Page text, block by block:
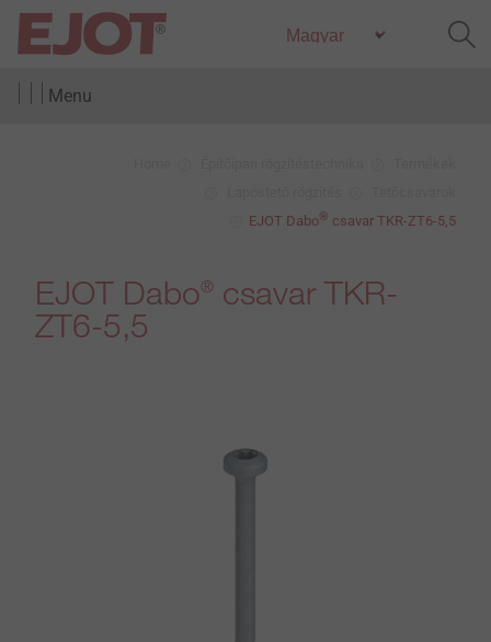
Menu
EJOT Dabo® csavar TKR-ZT6-5,5
EJOT Dabo® csavar TKR-
ZT6-5,5